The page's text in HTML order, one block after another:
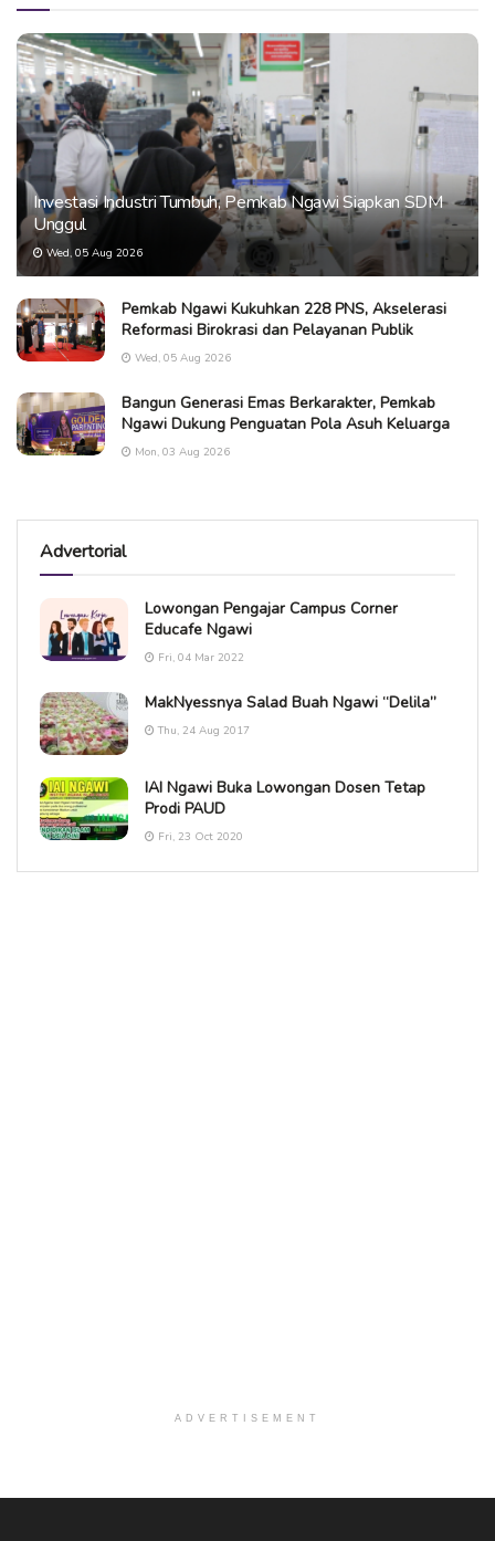
Investasi Industri Tumbuh, Pemkab Ngawi Siapkan SDM
Unggul
Wed, 05 Aug 2026
Pemkab Ngawi Kukuhkan 228 PNS, Akselerasi
Reformasi Birokrasi dan Pelayanan Publik
Wed, 05 Aug 2026
Bangun Generasi Emas Berkarakter, Pemkab
Ngawi Dukung Penguatan Pola Asuh Keluarga
Mon, 03 Aug 2026
Advertorial
Lowongan Pengajar Campus Corner
Educafe Ngawi
Fri, 04 Mar 2022
MakNyessnya Salad Buah Ngawi “Delila”
Thu, 24 Aug 2017
IAI Ngawi Buka Lowongan Dosen Tetap
Prodi PAUD
Fri, 23 Oct 2020
ADVERTISEMENT